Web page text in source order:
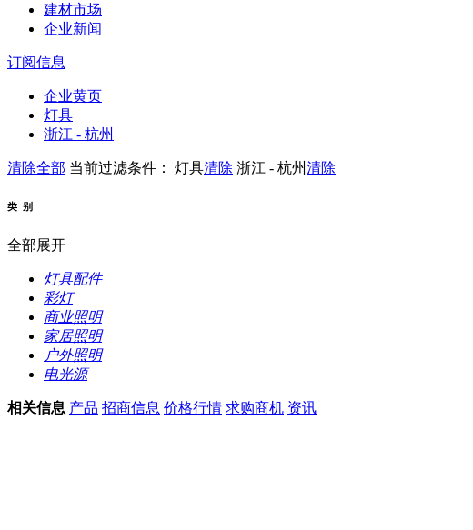
建材市场
企业新闻
订阅信息
企业黄页
灯具
浙江 - 杭州
清除全部 当前过滤条件： 灯具清除 浙江 - 杭州清除
类 别
全部展开
灯具配件
彩灯
商业照明
家居照明
户外照明
电光源
相关信息 产品 招商信息 价格行情 求购商机 资讯